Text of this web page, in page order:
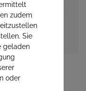
zudem
Sie
geladen
oder